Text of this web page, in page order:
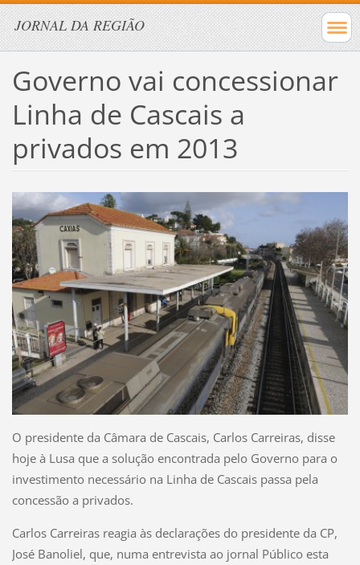
JORNAL DA REGIÃO
Governo vai concessionar
Linha de Cascais a
privados em 2013
O presidente da Câmara de Cascais, Carlos Carreiras, disse
hoje à Lusa que a solução encontrada pelo Governo para o
investimento necessário na Linha de Cascais passa pela
concessão a privados.
Carlos Carreiras reagia às declarações do presidente da CP,
José Banoliel, que, numa entrevista ao jornal Público esta